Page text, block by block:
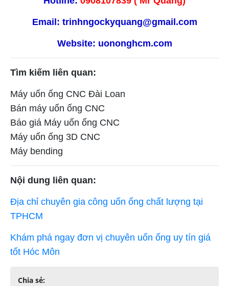
Email: trinhngockyquang@gmail.com
Website: uononghcm.com
Tìm kiếm liên quan:
Máy uốn ống CNC Đài Loan
Bán máy uốn ống CNC
Báo giá Máy uốn ống CNC
Máy uốn ống 3D CNC
Máy bending
Nội dung liên quan:
Địa chỉ chuyên gia công uốn ống chất lượng tại
TPHCM
Khám phá ngay đơn vị chuyên uốn ống uy tín giá
tốt Hóc Môn
Chia sẻ: